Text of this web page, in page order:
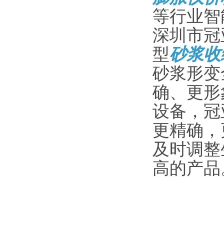
等行业
深圳市
型砂浆
砂浆形
确、更
设备，
更精确
及时调
高的产